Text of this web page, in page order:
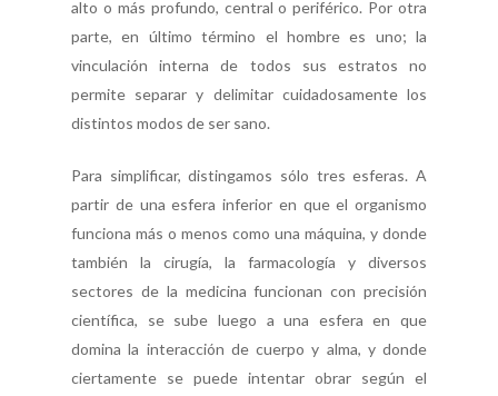
alto o más profundo, central o periférico. Por otra
parte, en último término el hombre es uno; la
vinculación interna de todos sus estratos no
permite separar y delimitar cuidadosamente los
distintos modos de ser sano.
Para simplificar, distingamos sólo tres esferas. A
partir de una esfera inferior en que el organismo
funciona más o menos como una máquina, y donde
también la cirugía, la farmacología y diversos
sectores de la medicina funcionan con precisión
científica, se sube luego a una esfera en que
domina la interacción de cuerpo y alma, y donde
ciertamente se puede intentar obrar según el